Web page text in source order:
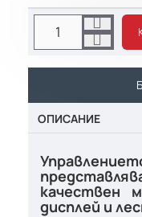
ОПИСАНИЕ
качествен
дисплей и